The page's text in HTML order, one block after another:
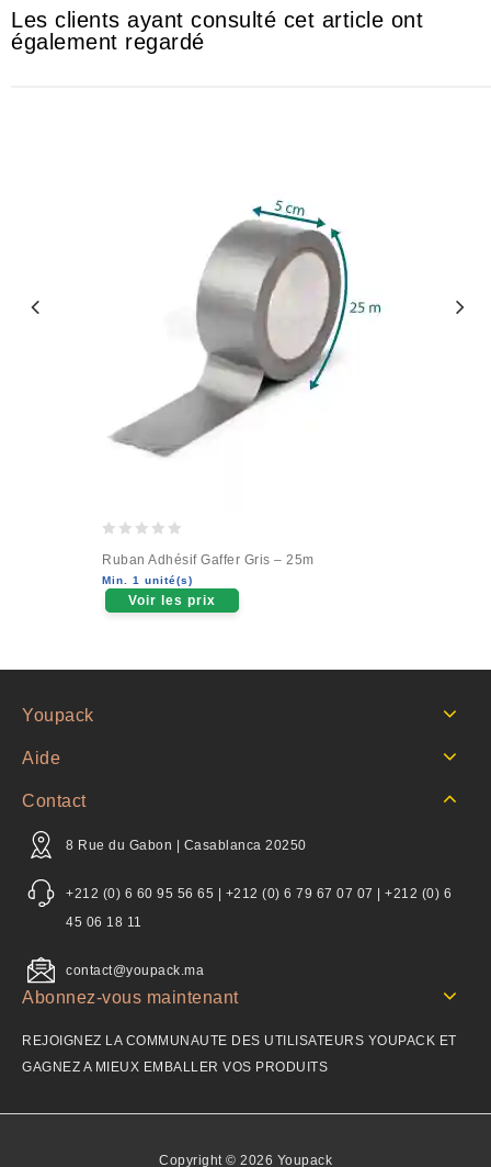
Les clients ayant consulté cet article ont
également regardé
out
of
5
Ruban Adhésif Gaffer Gris – 25m
Min. 1 unité(s)
Voir les prix
Youpack
Aide
Contact
8 Rue du Gabon | Casablanca 20250
+212 (0) 6 60 95 56 65 | +212 (0) 6 79 67 07 07 | +212 (0) 6
45 06 18 11
contact@youpack.ma
Abonnez-vous maintenant
REJOIGNEZ LA COMMUNAUTE DES UTILISATEURS YOUPACK ET
GAGNEZ A MIEUX EMBALLER VOS PRODUITS
Copyright © 2026 Youpack